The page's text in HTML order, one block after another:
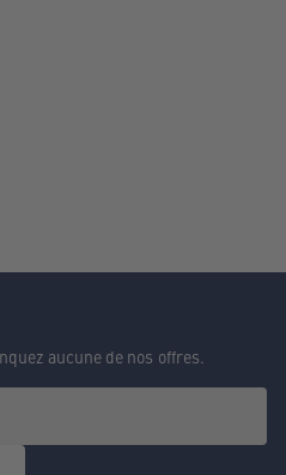
aucune de nos offres.